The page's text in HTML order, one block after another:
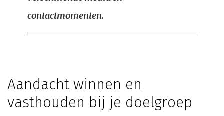
contactmomenten.
Aandacht winnen en
vasthouden bij je doelgroep